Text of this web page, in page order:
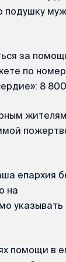
подушку
за
по
8
епархия
на
помощи в